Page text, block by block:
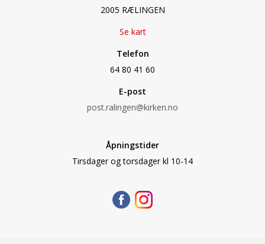
2005 RÆLINGEN
Se kart
Telefon
64 80 41 60
E-post
post.ralingen@kirken.no
Åpningstider
Tirsdager og torsdager kl 10-14